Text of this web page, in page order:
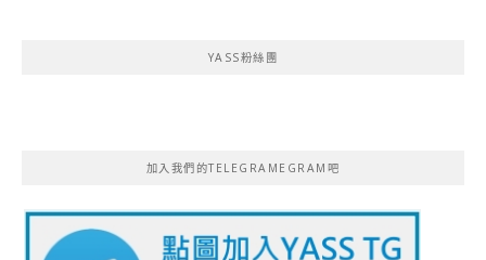
YASS粉絲團
加入我們的TELEGRAMEGRAM吧